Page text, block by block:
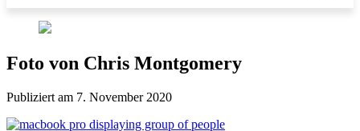
Foto von Chris Montgomery
Publiziert am 7. November 2020